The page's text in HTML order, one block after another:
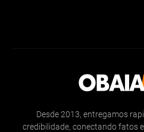
Desde 2013, entregamos
credibilidade, conectando fatos